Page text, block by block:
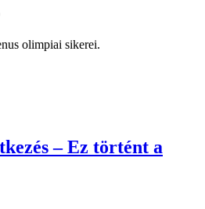
olimpiai sikerei.
– Ez történt a